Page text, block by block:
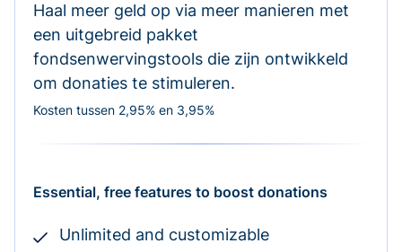
Haal meer geld op via meer manieren met
een uitgebreid pakket
fondsenwervingstools die zijn ontwikkeld
om donaties te stimuleren.
Kosten tussen 2,95% en 3,95%
Essential, free features to boost donations
Unlimited and customizable